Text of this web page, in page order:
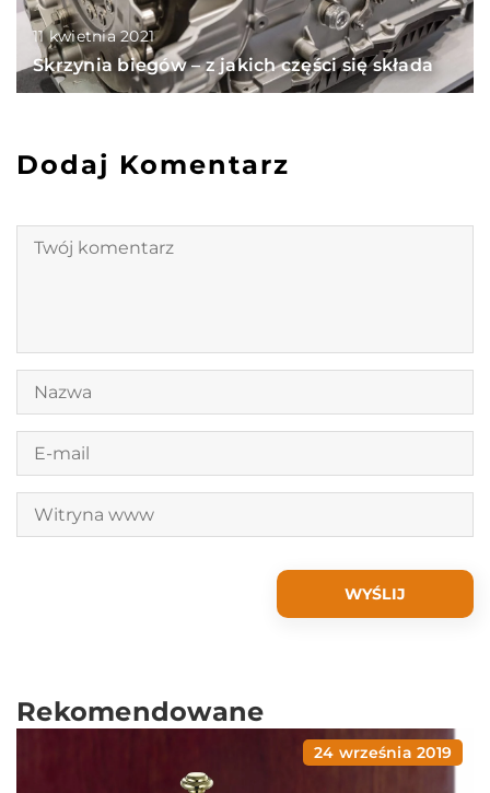
11 kwietnia 2021
Skrzynia biegów – z jakich części się składa
Dodaj Komentarz
Rekomendowane
24 września 2019